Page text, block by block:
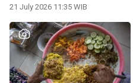
21 July 2026 11:35 WIB